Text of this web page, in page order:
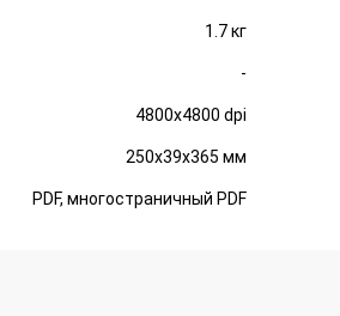
1.7 кг
-
4800x4800 dpi
250x39x365 мм
PDF, многостраничный PDF